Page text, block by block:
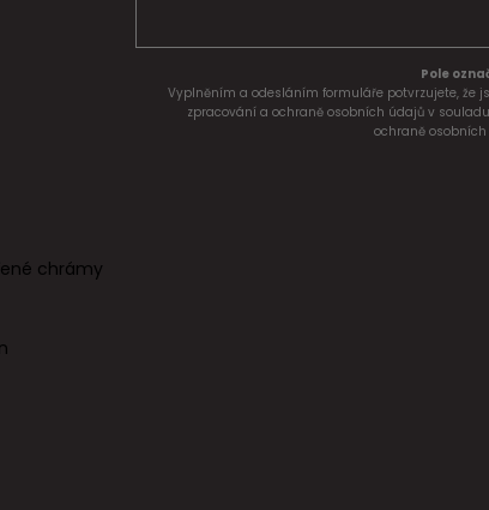
Pole
Vyplněním a odesláním formuláře potvrzujete, že
zpracování a ochraně osobních údajů v souladu
ochraně